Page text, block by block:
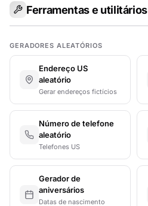
Ferramentas e utilitários
GERADORES ALEATÓRIOS
Endereço US
aleatório
Gerar endereços fictícios
Número de telefone
aleatório
Telefones US
Gerador de
aniversários
Datas de nascimento